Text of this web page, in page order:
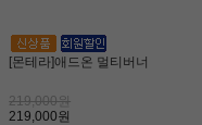
[몬테라]애드온 멀티버너
219,000원
219,000원